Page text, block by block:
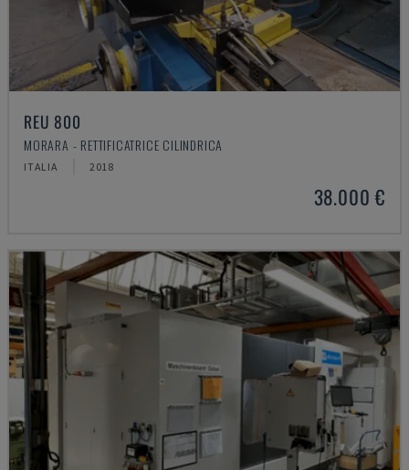
REU 800
MORARA - RETTIFICATRICE CILINDRICA
ITALIA 2018
38.000 €